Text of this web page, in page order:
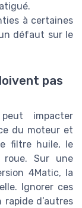
à certaines
défaut sur le
pas
impacter
du moteur et
filtre huile, le
Sur une
4Matic, la
Ignorer ces
d’autres